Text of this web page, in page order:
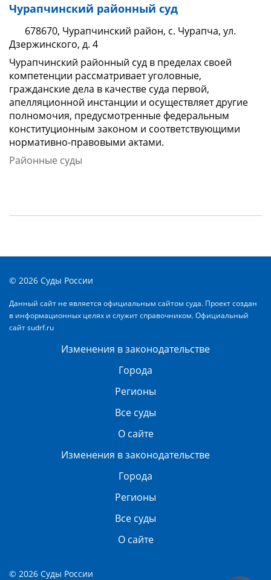
Чурапчинский районный суд
678670, Чурапчинский район, с. Чурапча, ул.
Дзержинского, д. 4
Чурапчинский районный суд в пределах своей
компетенции рассматривает уголовные,
гражданские дела в качестве суда первой,
апелляционной инстанции и осуществляет другие
полномочия, предусмотренные федеральным
конституционным законом и соответствующими
нормативно-правовыми актами.
Районные суды
© 2026 Суды России
Данный сайт не является официальным сайтом суда. Проект создан
в информационных целях и служит справочником. Официальный
сайтsudrf.ru
Изменения в законодательстве
Города
Регионы
Все суды
О сайте
Изменения в законодательстве
Города
Регионы
Все суды
О сайте
© 2026 Суды России